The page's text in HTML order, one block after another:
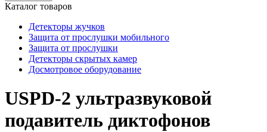
Каталог товаров
Детекторы жучков
Защита от прослушки мобильного
Защита от прослушки
Детекторы скрытых камер
Досмотровое оборудование
USPD-2 ультразвуковой
подавитель диктофонов